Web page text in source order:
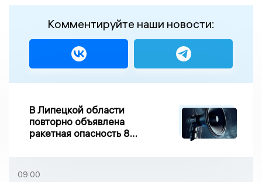
Комментируйте наши новости:
В Липецкой области
повторно объявлена
ракетная опасность 8
09:00